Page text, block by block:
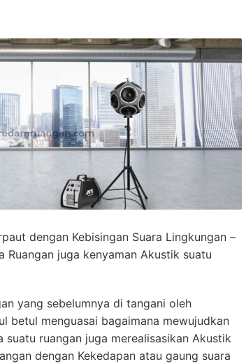
dengan Kebisingan Suara Lingkungan –
Ruangan juga kenyaman Akustik suatu
yang sebelumnya di tangani oleh
betul menguasai bagaimana mewujudkan
ruangan juga merealisasikan Akustik
dengan Kekedapan atau gaung suara